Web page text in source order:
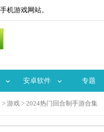
机游戏网站。
安卓软件 专题
> 游戏 > 2024热门回合制手游合集